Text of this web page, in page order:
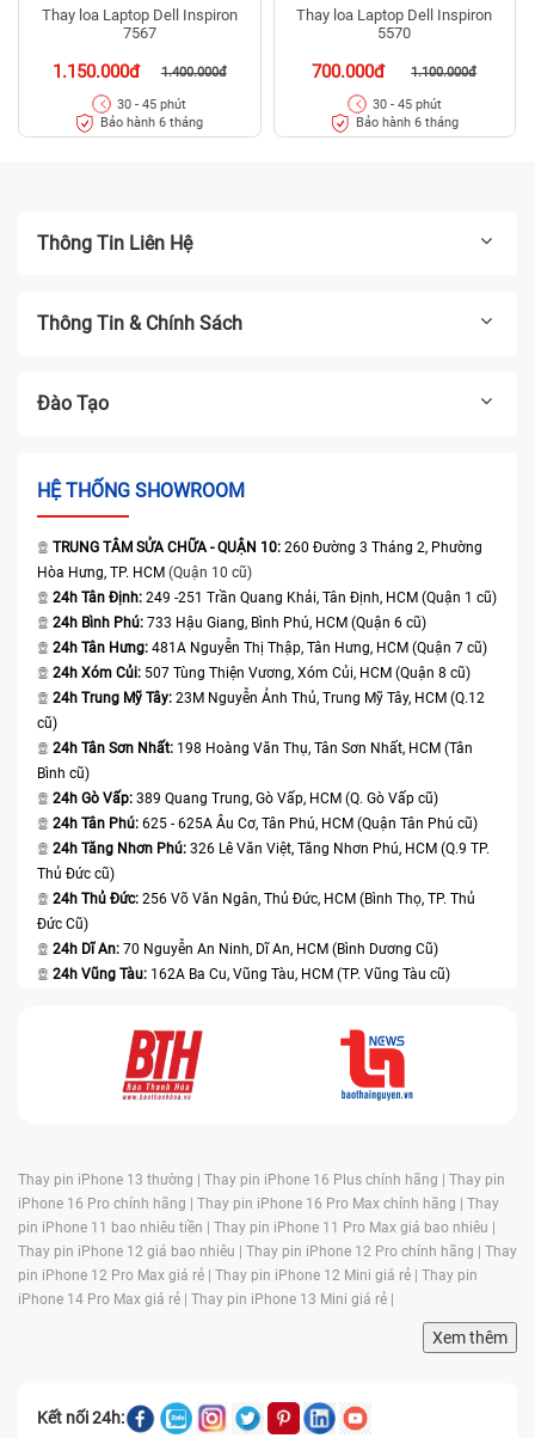
Thay loa Laptop Dell Inspiron
7567
1.150.000đ 1.400.000đ
30 - 45 phút
Bảo hành 6 tháng
Thay loa Laptop Dell Inspiron
5570
700.000đ 1.100.000đ
30 - 45 phút
Bảo hành 6 tháng
Thông Tin Liên Hệ
Thông Tin & Chính Sách
Đào Tạo
HỆ THỐNG SHOWROOM
TRUNG TÂM SỬA CHỮA - QUẬN 10: 260 Đường 3 Tháng 2, Phường
Hòa Hưng, TP. HCM (Quận 10 cũ)
24h Tân Định: 249 -251 Trần Quang Khải, Tân Định, HCM (Quận 1 cũ)
24h Bình Phú: 733 Hậu Giang, Bình Phú, HCM (Quận 6 cũ)
24h Tân Hưng: 481A Nguyễn Thị Thập, Tân Hưng, HCM (Quận 7 cũ)
24h Xóm Củi: 507 Tùng Thiện Vương, Xóm Củi, HCM (Quận 8 cũ)
24h Trung Mỹ Tây: 23M Nguyễn Ảnh Thủ, Trung Mỹ Tây, HCM (Q.12
cũ)
24h Tân Sơn Nhất: 198 Hoàng Văn Thụ, Tân Sơn Nhất, HCM (Tân
Bình cũ)
24h Gò Vấp: 389 Quang Trung, Gò Vấp, HCM (Q. Gò Vấp cũ)
24h Tân Phú: 625 - 625A Âu Cơ, Tân Phú, HCM (Quận Tân Phú cũ)
24h Tăng Nhơn Phú: 326 Lê Văn Việt, Tăng Nhơn Phú, HCM (Q.9 TP.
Thủ Đức cũ)
24h Thủ Đức: 256 Võ Văn Ngân, Thủ Đức, HCM (Bình Thọ, TP. Thủ
Đức Cũ)
24h Dĩ An: 70 Nguyễn An Ninh, Dĩ An, HCM (Bình Dương Cũ)
24h Vũng Tàu: 162A Ba Cu, Vũng Tàu, HCM (TP. Vũng Tàu cũ)
Thay pin iPhone 13 thường | Thay pin iPhone 16 Plus chính hãng | Thay pin
iPhone 16 Pro chính hãng | Thay pin iPhone 16 Pro Max chính hãng | Thay
pin iPhone 11 bao nhiêu tiền | Thay pin iPhone 11 Pro Max giá bao nhiêu |
Thay pin iPhone 12 giá bao nhiêu | Thay pin iPhone 12 Pro chính hãng | Thay
pin iPhone 12 Pro Max giá rẻ | Thay pin iPhone 12 Mini giá rẻ | Thay pin
iPhone 14 Pro Max giá rẻ | Thay pin iPhone 13 Mini giá rẻ |
Xem thêm
Kết nối 24h: